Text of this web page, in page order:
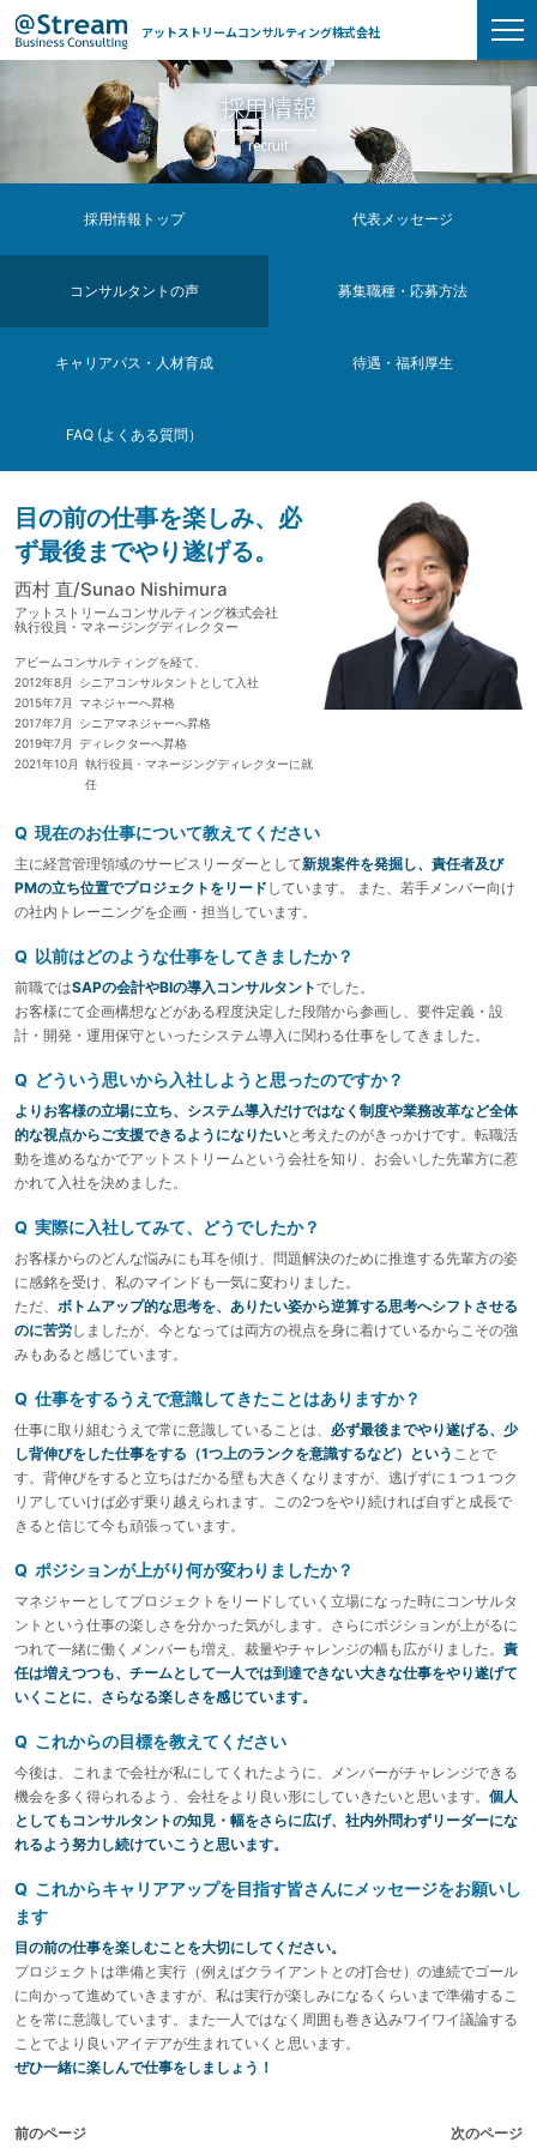
アットストリームコンサルティング株式会社
採用情報
recruit
採用情報トップ 代表メッセージ
コンサルタントの声 募集職種・応募方法
キャリアパス・人材育成 待遇・福利厚生
FAQ (よくある質問）
目の前の仕事を楽しみ、 必
ず最後までやり遂げる。
西村 直/Sunao Nishimura
アットストリームコンサルティング株式会社
執行役員・マネージングディレクター
アビームコンサルティングを経て、
2012年8月
シニアコンサルタントとして入社
2015年7月 マネジャーへ昇格
2017年7月
シニアマネジャーへ昇格
2019年7月 ディレクターへ昇格
2021年10月 執行役員・マネージングディレクターに就
任
Q 現在のお仕事について教えてください
主に経営管理領域のサービスリーダーとして新規案件を発掘し、責任者及び
PMの立ち位置でプロジェクトをリード しています。 また、若手メンバー向け
の社内トレーニングを企画・担当しています。
Q 以前はどのような仕事をしてきましたか？
前職ではSAPの会計やBIの導入コンサルタントでした。
お客様にて企画構想などがある程度決定した段階から参画し、要件定義・設
計・開発・運用保守といったシステム導入に関わる仕事をしてきました。
Q どういう思いから入社しようと思ったのですか？
よりお客様の立場に立ち、システム導入だけではなく制度や業務改革など全体
的な視点からご支援できるようになりたいと考えたのがきっかけです。転職活
動を進めるなかでアットストリームという会社を知り、お会いした先輩方に惹
かれて入社を決めました。
Q 実際に入社してみて、どうでしたか？
お客様からのどんな悩みにも耳を傾け、問題解決のために推進する先輩方の姿
に感銘を受け、私のマインドも一気に変わりました。
ただ、 ボトムアップ的な思考を、ありたい姿から逆算する思考へシフトさせる
のに苦労しましたが、今となっては両方の視点を身に着けているからこその強
みもあると感じています。
Q 仕事をするうえで意識してきたことはありますか？
仕事に取り組むうえで常に意識していることは、 必ず最後までやり遂げる、少
し背伸びをした仕事をする（1つ上のランクを意識するなど）という ことで
す。背伸びをすると立ちはだかる壁も大きくなりますが、逃げずに１つ１つク
リアしていけば必ず乗り越えられます。この2つをやり続ければ自ずと成長で
きると信じて今も頑張っています。
Q ポジションが上がり何が変わりましたか？
マネジャーとしてプロジェクトをリードしていく立場になった時にコンサルタ
ントという仕事の楽しさを分かった気がします。さらにポジションが上がるに
つれて一緒に働くメンバーも増え、裁量やチャレンジの幅も広がりました。 責
任は増えつつも、チームとして一人では到達できない大きな仕事をやり遂げて
いくことに、さらなる楽しさを感じています。
Q これからの目標を教えてください
今後は、これまで会社が私にしてくれたように、メンバーがチャレンジできる
機会を多く得られるよう、会社をより良い形にしていきたいと思います。 個人
としてもコンサルタントの知見・幅をさらに広げ、社内外問わずリーダーにな
れるよう努力し続けていこうと思います。
Q これからキャリアアップを目指す皆さんにメッセージをお願いし
ます
目の前の仕事を楽しむことを大切にしてください。
プロジェクトは準備と実行（例えばクライアントとの打合せ）の連続でゴール
に向かって進めていきますが、私は実行が楽しみになるくらいまで準備するこ
とを常に意識しています。また一人ではなく周囲も巻き込みワイワイ議論する
ことでより良いアイデアが生まれていくと思います。
ぜひ一緒に楽しんで仕事をしましょう！
前のページ 次のページ